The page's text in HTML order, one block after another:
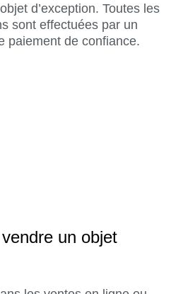
d’exception. Toutes les
sont effectuées par un
paiement de confiance.
un objet